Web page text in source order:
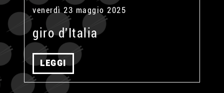
venerdì 23 maggio 2025
giro d'Italia
LEGGI